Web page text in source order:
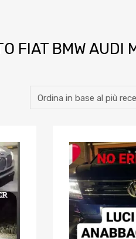
FIAT BMW AUDI
Aggiungi ai preferiti
Aggiungi al confronto